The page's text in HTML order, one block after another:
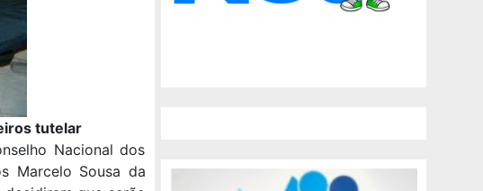
tutelar
Nacional dos
Marcelo Sousa da